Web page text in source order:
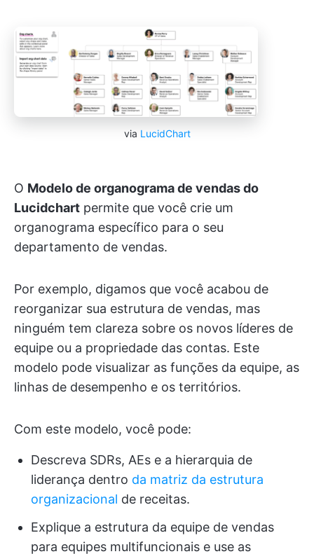
via LucidChart
O Modelo de organograma de vendas do
Lucidchart permite que você crie um
organograma específico para o seu
departamento de vendas.
Por exemplo, digamos que você acabou de
reorganizar sua estrutura de vendas, mas
ninguém tem clareza sobre os novos líderes de
equipe ou a propriedade das contas. Este
modelo pode visualizar as funções da equipe, as
linhas de desempenho e os territórios.
Com este modelo, você pode:
Descreva SDRs, AEs e a hierarquia de
liderança dentro da matriz da estrutura
organizacional de receitas.
Explique a estrutura da equipe de vendas
para equipes multifuncionais e use as